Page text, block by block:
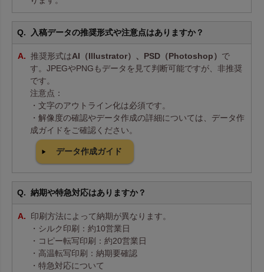
入稿データの推奨形式や注意点はありますか？
推奨形式はAI（Illustrator）、PSD（Photoshop） で
す。JPEGやPNGもデータを見て判断可能ですが、非推奨
です。
注意点：
・文字のアウトライン化は必須です。
・解像度の確認やデータ作成の詳細については、データ作
成ガイドをご確認ください。
データ作成ガイド
納期や特急対応はありますか？
印刷方法によって納期が異なります。
・シルク印刷：約10営業日
・コピー転写印刷：約20営業日
・高温転写印刷：納期要確認
・特急対応について